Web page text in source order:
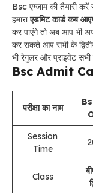
Bsc एग्जाम की तैयारी करें
हमाराएडमिट कार्ड कब
कर पाएंगे तो अब आप भी
कर सकते आप सभी के
भी रेगुलर और प्राइवेट
Bsc Admit
परीक्षा का नाम
Session
Time
Class